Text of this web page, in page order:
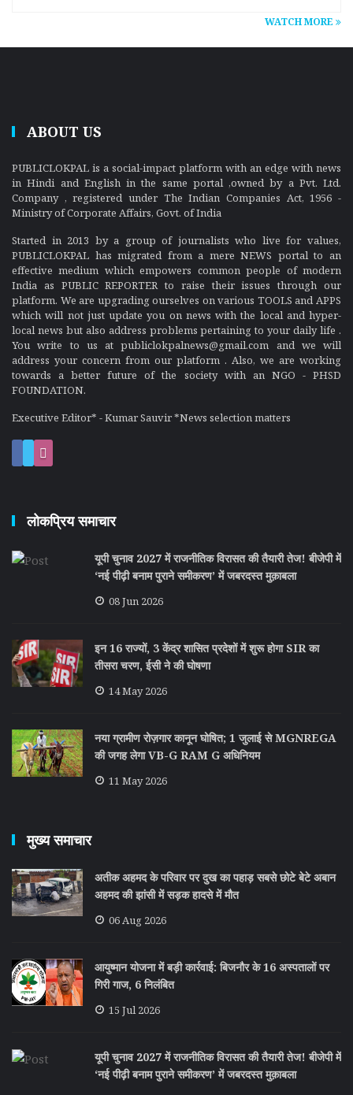
WATCH MORE
ABOUT US
PUBLICLOKPAL is a social-impact platform with an edge with news
in Hindi and English in the same portal ,owned by a Pvt. Ltd.
Company , registered under The Indian Companies Act, 1956 -
Ministry of Corporate Affairs, Govt. of India
Started in 2013 by a group of journalists who live for values,
PUBLICLOKPAL has migrated from a mere NEWS portal to an
effective medium which empowers common people of modern
India as PUBLIC REPORTER to raise their issues through our
platform. We are upgrading ourselves on various TOOLS and APPS
which will not just update you on news with the local and hyper-
local news but also address problems pertaining to your daily life .
You write to us at publiclokpalnews@gmail.com and we will
address your concern from our platform . Also, we are working
towards a better future of the society with an NGO - PHSD
FOUNDATION.
Executive Editor* - Kumar Sauvir *News selection matters
लोकप्रिय समाचार
यूपी चुनाव 2027 में राजनीतिक विरासत की तैयारी तेज! बीजेपी में
‘नई पीढ़ी बनाम पुराने समीकरण’ में जबरदस्त मुक़ाबला
08 Jun 2026
इन 16 राज्यों, 3 केंद्र शासित प्रदेशों में शुरू होगा SIR का
तीसरा चरण, ईसी ने की घोषणा
14 May 2026
नया ग्रामीण रोज़गार कानून घोषित; 1 जुलाई से MGNREGA
की जगह लेगा VB-G RAM G अधिनियम
11 May 2026
मुख्य समाचार
अतीक अहमद के परिवार पर दुख का पहाड़ सबसे छोटे बेटे अबान
अहमद की झांसी में सड़क हादसे में मौत
06 Aug 2026
आयुष्मान योजना में बड़ी कार्रवाई: बिजनौर के 16 अस्पतालों पर
गिरी गाज, 6 निलंबित
15 Jul 2026
यूपी चुनाव 2027 में राजनीतिक विरासत की तैयारी तेज! बीजेपी में
‘नई पीढ़ी बनाम पुराने समीकरण’ में जबरदस्त मुक़ाबला